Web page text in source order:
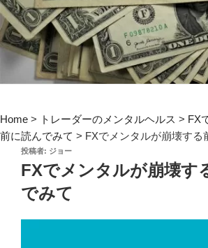
Home > トレーダーのメンタルヘルス > FX
前に読んでみて > FXでメンタルが崩壊する
投
稿
日:
投稿者: ジョー
FXでメンタルが崩壊す
でみて